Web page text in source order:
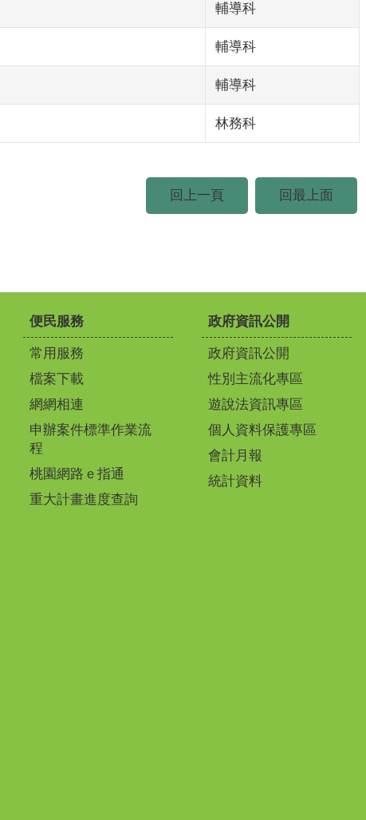
輔導科
輔導科
輔導科
林務科
回上一頁 回最上面
便民服務
常用服務
檔案下載
網網相連
申辦案件標準作業流
程
桃園網路ｅ指通
重大計畫進度查詢
政府資訊公開
政府資訊公開
性別主流化專區
遊說法資訊專區
個人資料保護專區
會計月報
統計資料